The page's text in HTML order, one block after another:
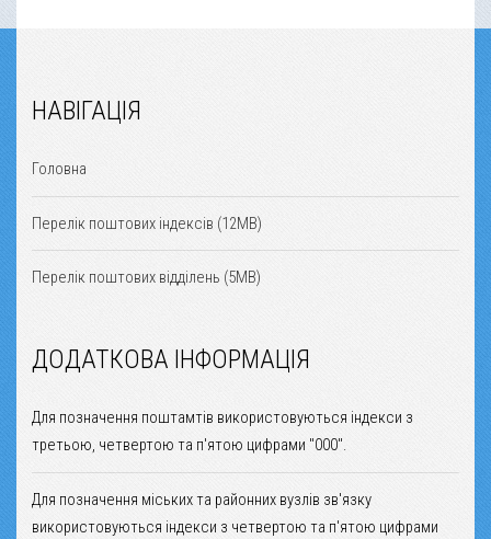
НАВІГАЦІЯ
Головна
Перелік поштових індексів (12MB)
Перелік поштових відділень (5MB)
ДОДАТКОВА ІНФОРМАЦІЯ
Для позначення поштамтів використовуються індекси з
третьою, четвертою та п'ятою цифрами "000".
Для позначення міських та районних вузлів зв'язку
використовуються індекси з четвертою та п'ятою цифрами